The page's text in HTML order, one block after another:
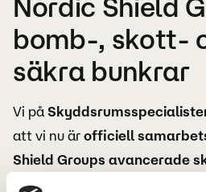
Nordic Shield
bomb-, skott-
säkra bunkrar
Vi på
att vi nu är officiell
Shield Groups avancerade
Genom detta samarbete kan